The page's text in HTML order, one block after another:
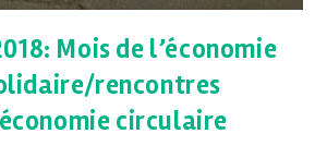
Mois de l’économie
rencontres
circulaire